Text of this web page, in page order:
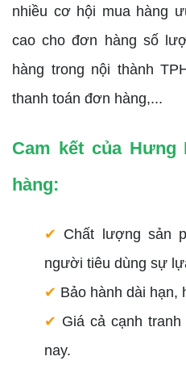
nhiều cơ hội mua hàng
cao cho đơn hàng số
hàng trong nội thành
thanh toán đơn hàng,...
Cam kết của
hàng:
✔ Chất lượng sản
người tiêu dùng sự
✔ Bảo hành dài hạn,
✔ Giá cả cạnh
nay.